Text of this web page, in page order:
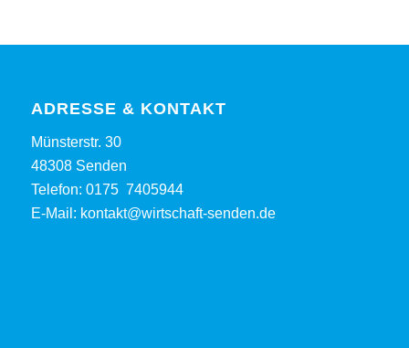
ADRESSE & KONTAKT
Münsterstr. 30
48308 Senden
Telefon: 0175 7405944
E-Mail: kontakt@wirtschaft-senden.de